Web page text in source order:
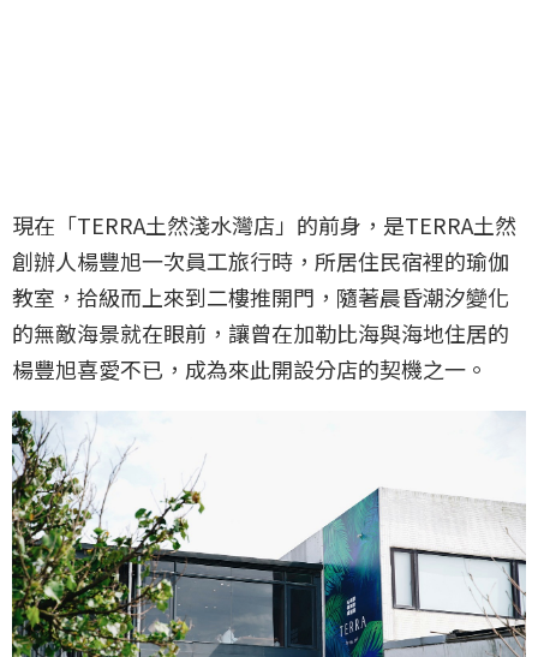
現在「TERRA土然淺水灣店」的前身，是TERRA土然
創辦人楊豐旭一次員工旅行時，所居住民宿裡的瑜伽
教室，拾級而上來到二樓推開門，隨著晨昏潮汐變化
的無敵海景就在眼前，讓曾在加勒比海與海地住居的
楊豐旭喜愛不已，成為來此開設分店的契機之一。